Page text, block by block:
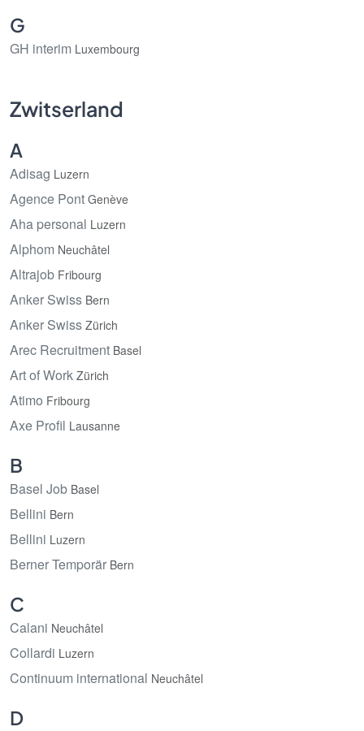
G
GH interim Luxembourg
Zwitserland
A
Adisag Luzern
Agence Pont Genève
Aha personal Luzern
Alphom Neuchâtel
Altrajob Fribourg
Anker Swiss Bern
Anker Swiss Zürich
Arec Recruitment Basel
Art of Work Zürich
Atimo Fribourg
Axe Profil Lausanne
B
Basel Job Basel
Bellini Bern
Bellini Luzern
Berner Temporär Bern
C
Calani Neuchâtel
Collardi Luzern
Continuum international Neuchâtel
D